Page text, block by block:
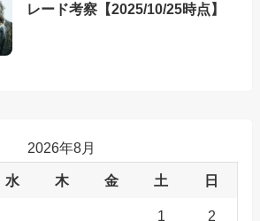
レード考察【2025/10/25時点】
2026年8月
水 木 金 土 日
1 2